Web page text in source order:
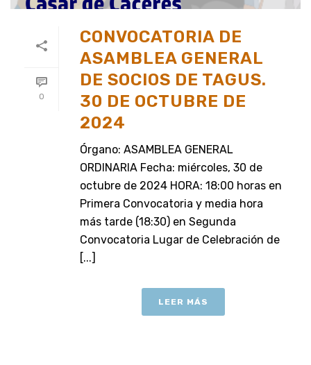
0
CONVOCATORIA DE
ASAMBLEA GENERAL
DE SOCIOS DE TAGUS.
30 DE OCTUBRE DE
2024
Órgano: ASAMBLEA GENERAL
ORDINARIA Fecha: miércoles, 30 de
octubre de 2024 HORA: 18:00 horas en
Primera Convocatoria y media hora
más tarde (18:30) en Segunda
Convocatoria Lugar de Celebración de
[...]
LEER MÁS